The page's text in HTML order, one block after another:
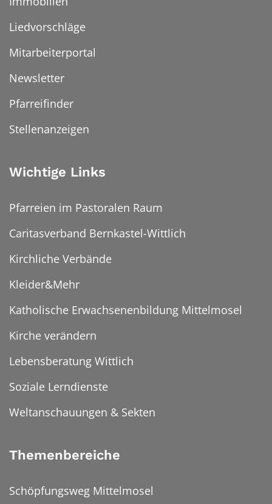
Liedvorschläge
Mitarbeiterportal
Newsletter
Pfarreifinder
Stellenanzeigen
Wichtige Links
Pfarreien im Pastoralen Raum
Caritasverband Bernkastel-Wittlich
Kirchliche Verbände
Kleider&Mehr
Katholische Erwachsenenbildung Mittelmosel
Kirche verändern
Lebensberatung Wittlich
Soziale Lerndienste
Weltanschauungen & Sekten
Themenbereiche
Schöpfungsweg Mittelmosel